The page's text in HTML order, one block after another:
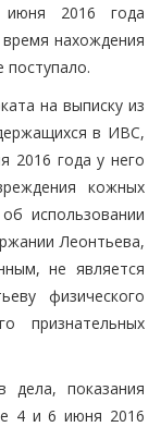
2016 года
нахождения
поступало.
на выписку из
в ИВС,
2016 года у него
кожных
использовании
Леонтьева,
не является
физического
признательных
дела, показания
4 и 6 июня 2016